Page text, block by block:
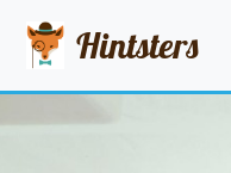
Hintsters